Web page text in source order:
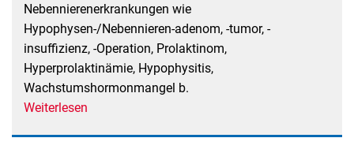
Nebennierenerkrankungen wie
Hypophysen-/Nebennieren-adenom, -tumor, -
insuffizienz, -Operation, Prolaktinom,
Hyperprolaktinämie, Hypophysitis,
Wachstumshormonmangel b.
Weiterlesen